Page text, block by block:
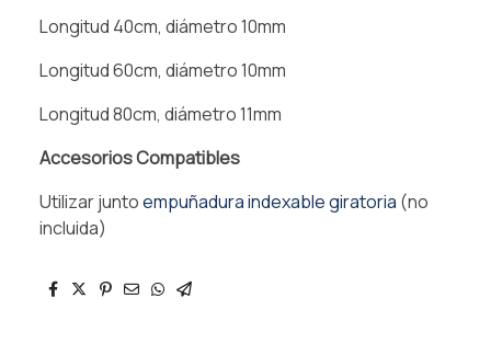
Longitud 40cm, diámetro 10mm
Longitud 60cm, diámetro 10mm
Longitud 80cm, diámetro 11mm
Accesorios Compatibles
Utilizar juntoempuñadura indexable giratoria (no
incluida)